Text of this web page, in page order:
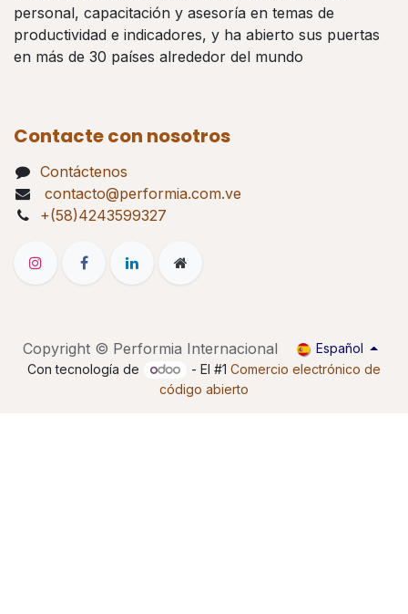
personal, capacitación y asesoría en temas de
productividad e indicadores, y ha abierto sus puertas
en más de 30 países alrededor del mundo
Contacte con nosotros
Contáctenos
contacto@performia.com.ve
+(58)4243599327
Copyright © Performia Internacional
Español
Con tecnología de
- El #1 Comercio electrónico de
código abierto